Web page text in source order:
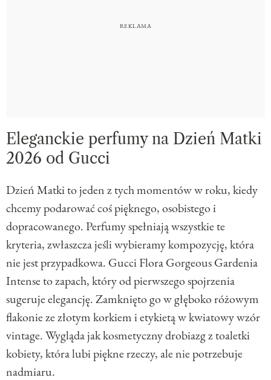
Eleganckie perfumy na Dzień Matki
2026 od Gucci
Dzień Matki to jeden z tych momentów w roku, kiedy
chcemy podarować coś pięknego, osobistego i
dopracowanego. Perfumy spełniają wszystkie te
kryteria, zwłaszcza jeśli wybieramy kompozycję, która
nie jest przypadkowa. Gucci Flora Gorgeous Gardenia
Intense to zapach, który od pierwszego spojrzenia
sugeruje elegancję. Zamknięto go w głęboko różowym
flakonie ze złotym korkiem i etykietą w kwiatowy wzór
vintage. Wygląda jak kosmetyczny drobiazg z toaletki
kobiety, która lubi piękne rzeczy, ale nie potrzebuje
nadmiaru.